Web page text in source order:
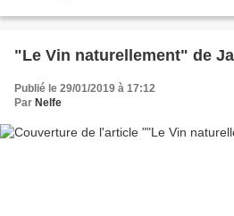
"Le Vin naturellement" de
Publié le 29/01/2019 à 17:12
Par Nelfe